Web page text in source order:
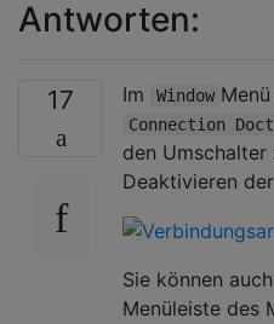
Antworten:
17 Im Window
Connection
den
Deaktivieren
Sie können
Menüleiste des